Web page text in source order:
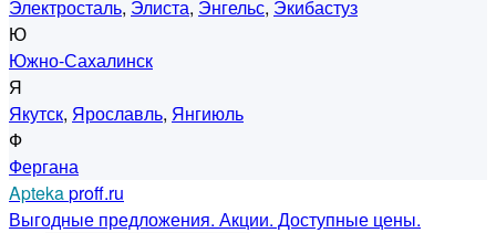
Электросталь, Элиста, Энгельс, Экибастуз
Ю
Южно-Сахалинск
Я
Якутск, Ярославль, Янгиюль
Ф
Фергана
Aptekaproff.ru
Выгодные предложения. Акции. Доступные цены.